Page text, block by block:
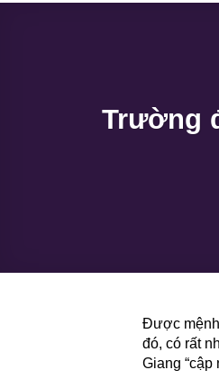
Trường
Được mệnh
đó, có rất
Giang